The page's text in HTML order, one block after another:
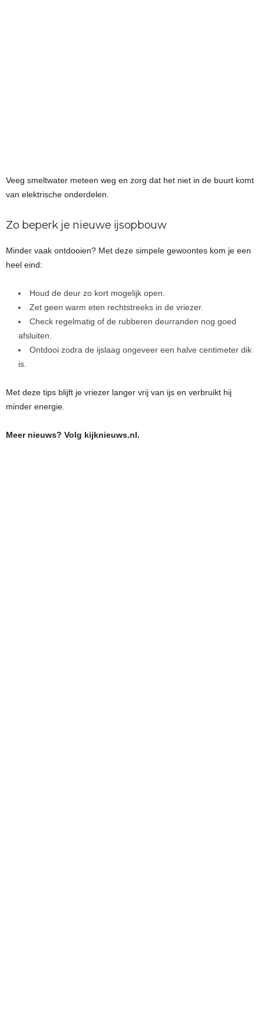
Veeg smeltwater meteen weg en zorg dat het niet in de buurt komt
van elektrische onderdelen.
Zo beperk je nieuwe ijsopbouw
Minder vaak ontdooien? Met deze simpele gewoontes kom je een
heel eind:
Houd de deur zo kort mogelijk open.
Zet geen warm eten rechtstreeks in de vriezer.
Check regelmatig of de rubberen deurranden nog goed
afsluiten.
Ontdooi zodra de ijslaag ongeveer een halve centimeter dik
is.
Met deze tips blijft je vriezer langer vrij van ijs en verbruikt hij
minder energie.
Meer nieuws? Volg kijknieuws.nl.